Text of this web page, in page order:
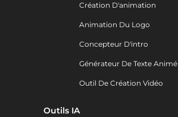
Création D'animation
Animation Du Logo
Concepteur D'intro
Générateur De Texte Animé
Outil De Création Vidéo
Outils IA